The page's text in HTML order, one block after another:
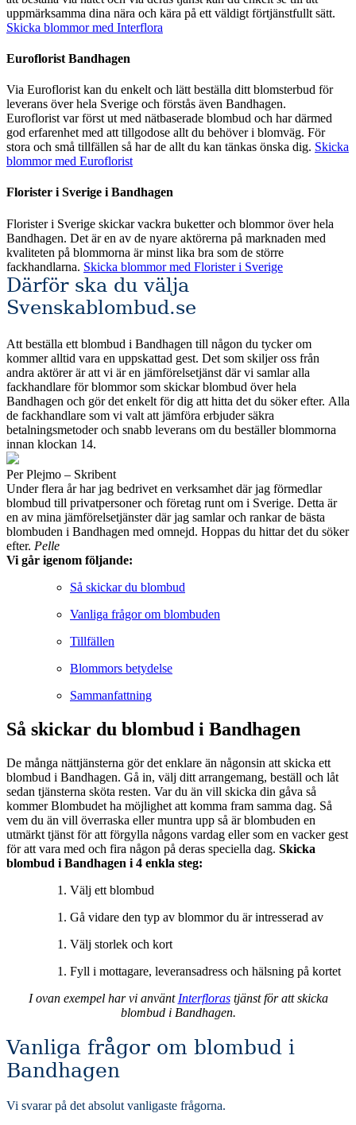
uppmärksamma dina nära och kära på ett väldigt förtjänstfullt sätt.
Skicka blommor med Interflora
Euroflorist Bandhagen
Via Euroflorist kan du enkelt och lätt beställa ditt blomsterbud för
leverans över hela Sverige och förstås även Bandhagen.
Euroflorist var först ut med nätbaserade blombud och har därmed
god erfarenhet med att tillgodose allt du behöver i blomväg. För
stora och små tillfällen så har de allt du kan tänkas önska dig. Skicka
blommor med Euroflorist
Florister i Sverige i Bandhagen
Florister i Sverige skickar vackra buketter och blommor över hela
Bandhagen. Det är en av de nyare aktörerna på marknaden med
kvaliteten på blommorna är minst lika bra som de större
fackhandlarna. Skicka blommor med Florister i Sverige
Därför ska du välja
Svenskablombud.se
Att beställa ett blombud i Bandhagen till någon du tycker om
kommer alltid vara en uppskattad gest. Det som skiljer oss från
andra aktörer är att vi är en jämförelsetjänst där vi samlar alla
fackhandlare för blommor som skickar blombud över hela
Bandhagen och gör det enkelt för dig att hitta det du söker efter. Alla
de fackhandlare som vi valt att jämföra erbjuder säkra
betalningsmetoder och snabb leverans om du beställer blommorna
innan klockan 14.
Per Plejmo – Skribent
Under flera år har jag bedrivet en verksamhet där jag förmedlar
blombud till privatpersoner och företag runt om i Sverige. Detta är
en av mina jämförelsetjänster där jag samlar och rankar de bästa
blombuden i Bandhagen med omnejd. Hoppas du hittar det du söker
efter. Pelle
Vi går igenom följande:
Så skickar du blombud
Vanliga frågor om blombuden
Tillfällen
Blommors betydelse
Sammanfattning
Så skickar du blombud i Bandhagen
De många nättjänsterna gör det enklare än någonsin att skicka ett
blombud i Bandhagen. Gå in, välj ditt arrangemang, beställ och låt
sedan tjänsterna sköta resten. Var du än vill skicka din gåva så
kommer Blombudet ha möjlighet att komma fram samma dag. Så
vem du än vill överraska eller muntra upp så är blombuden en
utmärkt tjänst för att förgylla någons vardag eller som en vacker gest
för att vara med och fira någon på deras speciella dag. Skicka
blombud i Bandhagen i 4 enkla steg:
Välj ett blombud
Gå vidare den typ av blommor du är intresserad av
Välj storlek och kort
Fyll i mottagare, leveransadress och hälsning på kortet
I ovan exempel har vi använt Interflorastjänst för att skicka
blombud i Bandhagen.
Vanliga frågor om blombud i
Bandhagen
Vi svarar på det absolut vanligaste frågorna.